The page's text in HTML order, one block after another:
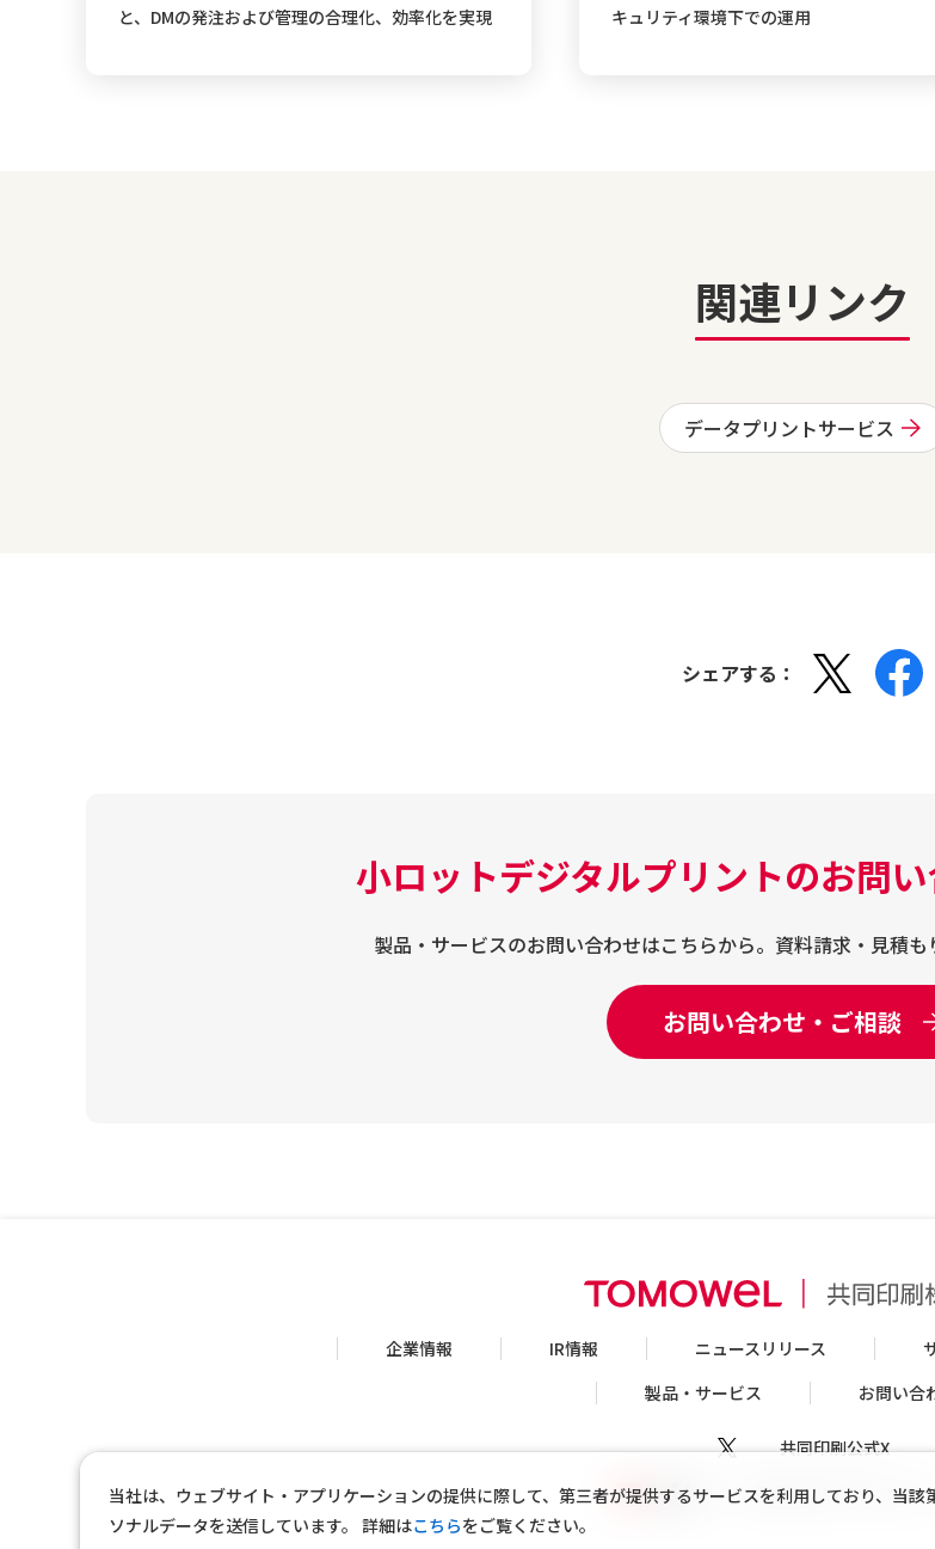
と、DMの発注および管理の合理化、効率化を実現
キュリティ環境下での運用
関連リンク
データプリントサービス
シェアする：
小ロットデジタルプリントのお問
製品・サービスのお問い合わせはこちらから。 資料請求・見積も
お問い合わせ・ご相談
企業情報 IR情報 ニュースリリース
製品・サービス
お問い合
共同印刷公式X
共同印刷公式Youtubeチ
当社は、ウェブサイト・アプリケーションの提供に際して、第三者が提供するサービスを利用しており、当
ソナルデータを送信しています。詳細はこちらをご覧ください。